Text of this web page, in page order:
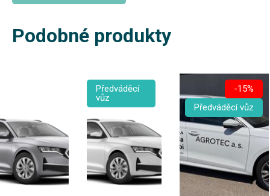
Podobné produkty
Předváděcí
vůz
-15%
Předváděcí vůz